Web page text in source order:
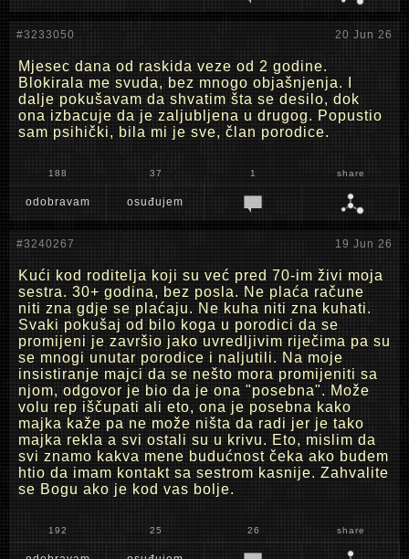
#3233050 20 Jun 26
Mjesec dana od raskida veze od 2 godine.
Blokirala me svuda, bez mnogo objašnjenja. I
dalje pokušavam da shvatim šta se desilo, dok
ona izbacuje da je zaljubljena u drugog. Popustio
sam psihički, bila mi je sve, član porodice.
188 37 1 share
odobravam osuđujem
#3240267 19 Jun 26
Kući kod roditelja koji su već pred 70-im živi moja
sestra. 30+ godina, bez posla. Ne plaća račune
niti zna gdje se plaćaju. Ne kuha niti zna kuhati.
Svaki pokušaj od bilo koga u porodici da se
promijeni je završio jako uvredljivim riječima pa su
se mnogi unutar porodice i naljutili. Na moje
insistiranje majci da se nešto mora promijeniti sa
njom, odgovor je bio da je ona "posebna". Može
volu rep iščupati ali eto, ona je posebna kako
majka kaže pa ne može ništa da radi jer je tako
majka rekla a svi ostali su u krivu. Eto, mislim da
svi znamo kakva mene budućnost čeka ako budem
htio da imam kontakt sa sestrom kasnije. Zahvalite
se Bogu ako je kod vas bolje.
192 25 26 share